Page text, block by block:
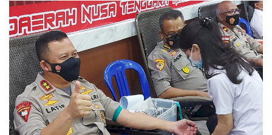
Polisi Kita